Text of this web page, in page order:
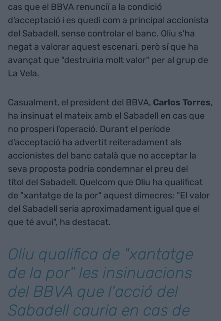
cas que el BBVA renunciï a la condició
d'acceptació i es quedi com a principal accionista
del Sabadell, sense controlar el banc. Oliu s'ha
negat a valorar aquest escenari, però sí que ha
avançat que "destruiria molt valor" per al grup de
La Vela.
Casualment, el president del BBVA, Carlos Torres,
ha insinuat el mateix amb el Sabadell en cas que
no prosperi l'operació. Durant el període
d'acceptació ha advertit reiteradament als
accionistes del banc català que no acceptar la
seva proposta podria condemnar el preu del
títol del Sabadell. Quelcom que Oliu ha qualificat
de "xantatge de la por" aquest dimecres: "El valor
del Sabadell seria aproximadament igual que el
que té avui", ha destacat.
Oliu qualifica de "xantatge
de la por" les insinuacions
del BBVA que l'acció del
Sabadell cauria en cas de